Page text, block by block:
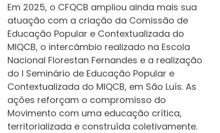
Em 2025, o CFQCB ampliou ainda mais sua
atuação com a criação da Comissão de
Educação Popular e Contextualizada do
MIQCB, o intercâmbio realizado na Escola
Nacional Florestan Fernandes e a realização
do I Seminário de Educação Popular e
Contextualizada do MIQCB, em São Luís. As
ações reforçam o compromisso do
Movimento com uma educação crítica,
territorializada e construída coletivamente.